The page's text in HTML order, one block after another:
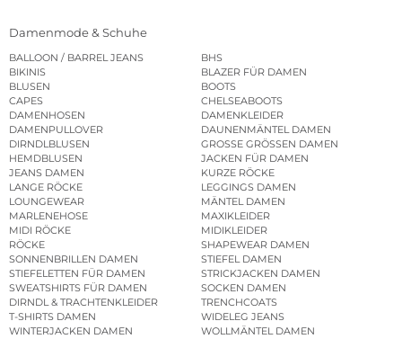
Damenmode & Schuhe
BALLOON / BARREL JEANS
BHS
BIKINIS
BLAZER FÜR DAMEN
BLUSEN
BOOTS
CAPES
CHELSEABOOTS
DAMENHOSEN
DAMENKLEIDER
DAMENPULLOVER
DAUNENMÄNTEL DAMEN
DIRNDLBLUSEN
GROSSE GRÖSSEN DAMEN
HEMDBLUSEN
JACKEN FÜR DAMEN
JEANS DAMEN
KURZE RÖCKE
LANGE RÖCKE
LEGGINGS DAMEN
LOUNGEWEAR
MÄNTEL DAMEN
MARLENEHOSE
MAXIKLEIDER
MIDI RÖCKE
MIDIKLEIDER
RÖCKE
SHAPEWEAR DAMEN
SONNENBRILLEN DAMEN
STIEFEL DAMEN
STIEFELETTEN FÜR DAMEN
STRICKJACKEN DAMEN
SWEATSHIRTS FÜR DAMEN
SOCKEN DAMEN
DIRNDL & TRACHTENKLEIDER
TRENCHCOATS
T-SHIRTS DAMEN
WIDELEG JEANS
WINTERJACKEN DAMEN
WOLLMÄNTEL DAMEN